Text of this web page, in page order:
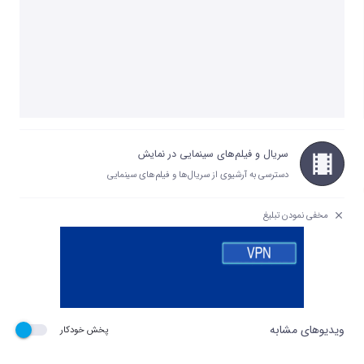
سریال و فیلم‌های سینمایی در نمایش
دسترسی به آرشیوی از سریال‌ها و فیلم‌های سینمایی
مخفی نمودن تبلیغ
ویدیوهای مشابه پخش خودکار